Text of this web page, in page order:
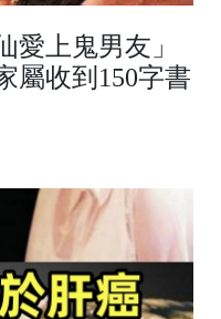
愛上鬼男友」
屬收到150字書